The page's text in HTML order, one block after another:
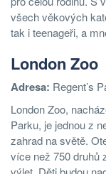
všech věkových
tak i teenageři, a
London Zoo
Adresa: Regent’s
London Zoo,
Parku, je jednou z
zahrad na světě.
více než 750 druhů